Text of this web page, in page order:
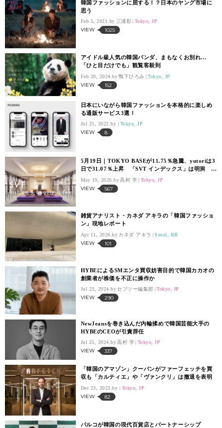
韓国ファッションに屈する！？日本のヤング市場に
思う
Feb 5, 2021. 三浦彰 Tokyo, JP
VIEW 1025
アイドル級人気の韓国パンダ、まもなくお別れ…
「ひと目だけでも」観覧客殺到
Feb 20, 2024. 鴨下ひろみ Tokyo, JP
VIEW 152
日本にいながら韓国ファッションを本格的に楽しめ
る通販サービス3選！
Jul 25, 2022. Tokyo, JP
VIEW 8
5月19日｜TOKYO BASEが11.75％急騰、yutoriは3
日で31.07％上昇 「SVT インデックス」は明洞
オープンのファストリ主導で12,753.2ポイント
May 19, 2026. 高村 学 Tokyo, JP
VIEW 567
雑貨アナリスト・カネダ アキラの「韓国ファッショ
ン」現地レポート
Apr 11, 2026. カネダ アキラ Seoul, KR
VIEW 101
HYBEによるSMエンタ買収妨害目的で韓国カカオの
創業者が株価を不正に操作か
Jul 23, 2024. セブツー編集部 Tokyo, JP
VIEW 290
NewJeansを巻き込んだ内輪揉めで韓国芸能大手の
HYBEのCEOが引責辞任
Jul 25, 2024. 高村 学 Tokyo, JP
VIEW 337
「韓国のアマゾン」クーパンがファーフェッチを買
収も「カルティエ」や「ヴァンクリ」は撤退を表明
Dec 23, 2023. Tokyo, JP
VIEW 82
パルコが韓国の現代百貨店とパートナーシップ